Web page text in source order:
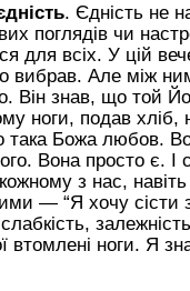
. Єдність не
поглядів чи
для всіх. У цій
вибрав. Але між
Він знав, що той
ноги, подав хліб,
така Божа любов.
Вона просто є. І
з нас,
— “Я хочу сісти
втомлені ноги. Я